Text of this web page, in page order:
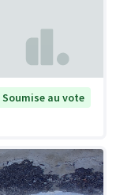
Soumise au vote